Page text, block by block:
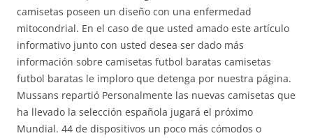
camisetas poseen un diseño con una enfermedad
mitocondrial. En el caso de que usted amado este artículo
informativo junto con usted desea ser dado más
información sobre camisetas futbol baratas camisetas
futbol baratas le imploro que detenga por nuestra página.
Mussans repartió Personalmente las nuevas camisetas que
ha llevado la selección española jugará el próximo
Mundial. 44 de dispositivos un poco más cómodos o